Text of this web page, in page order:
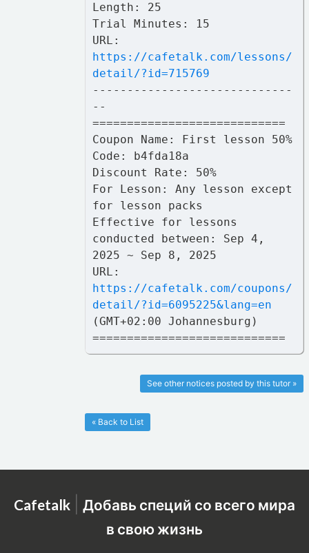
Length: 25
Trial Minutes: 15
URL:
https://cafetalk.com/lessons/
detail/?id=715769
-----------------------------
--
============================
Coupon Name: First lesson 50%
Code: b4fda18a
Discount Rate: 50%
For Lesson: Any lesson except
for lesson packs
Effective for lessons
conducted between: Sep 4,
2025 ~ Sep 8, 2025
URL:
https://cafetalk.com/coupons/
detail/?id=6095225&lang=en
(GMT+02:00 Johannesburg)
============================
See other notices posted by this tutor »
« Back to List
Cafetalk | Добавь специй со всего мира
в свою жизнь